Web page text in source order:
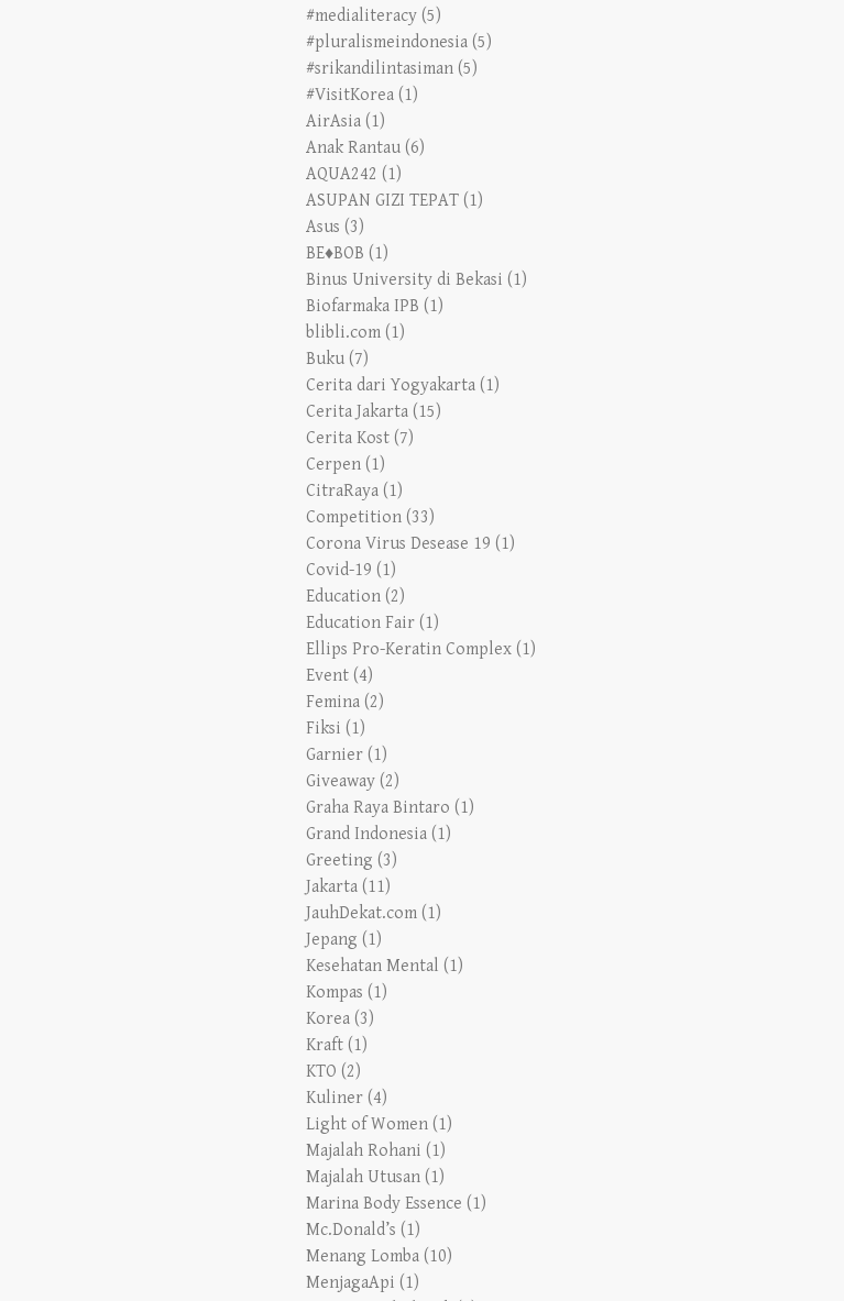
#pluralismeindonesia
#srikandilintasiman (5)
#VisitKorea (1)
AirAsia (1)
Anak Rantau
AQUA242 (1)
ASUPAN GIZI TEPAT
Asus (3)
BE♦BOB
Binus University di Bekasi
Biofarmaka IPB (1)
blibli.com (1)
Buku (7)
Cerita dari Yogyakarta
Cerita Jakarta (15)
Cerita Kost (7)
Cerpen (1)
CitraRaya (1)
Competition
Corona Virus Desease 19
Covid-19 (1)
Education (2)
Education Fair
Ellips Pro-Keratin Complex
Event (4)
Femina (2)
Fiksi (1)
Garnier
Giveaway (2)
Graha Raya Bintaro
Grand Indonesia (1)
Greeting (3)
Jakarta (11)
JauhDekat.com
Jepang (1)
Kesehatan Mental
Kompas (1)
Korea (3)
Kraft (1)
KTO (2)
Kuliner
Light of Women
Majalah Rohani (1)
Majalah Utusan (1)
Marina Body Essence
Mc.Donald’s (1)
Menang Lomba
MenjagaApi (1)
Mesin Botol Plastik